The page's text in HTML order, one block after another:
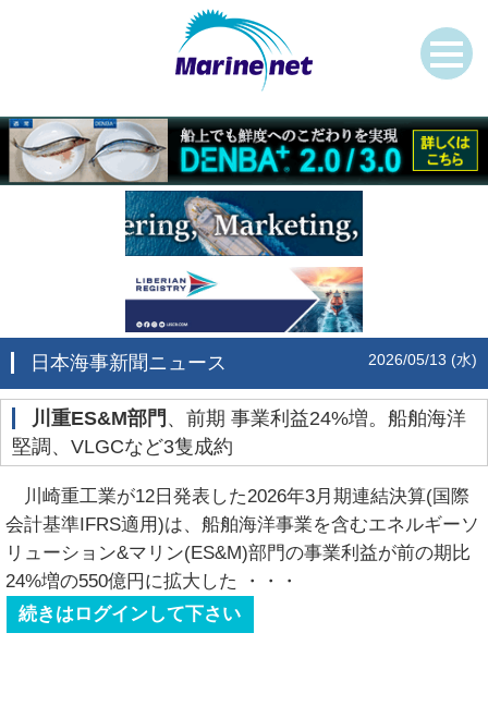
日本海事新聞ニュース 2026/05/13 (水)
川重ES&M部門 、前期 事業利益24%増。船舶海洋
堅調、VLGCなど3隻成約
川崎重工業が12日発表した2026年3月期連結決算(国際
会計基準IFRS適用)は、船舶海洋事業を含むエネルギーソ
リューション&マリン(ES&M)部門の事業利益が前の期比
24%増の550億円に拡大した
・・・
続きはログインして下さい